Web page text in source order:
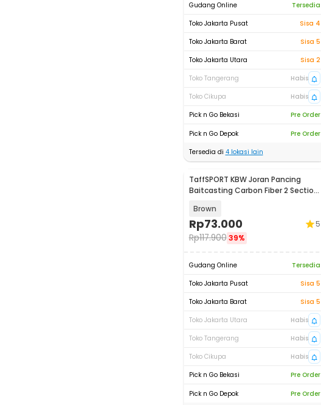
Gudang Online
Tersedia
Toko Jakarta Pusat
Sisa 4
Toko Jakarta Barat
Sisa 5
Toko Jakarta Utara
Sisa 2
Toko Tangerang
Habis
Toko Cikupa
Habis
Pick n Go Bekasi
Pre Order
Pick n Go Depok
Pre Order
Tersedia di 4lokasi lain
TaffSPORT KBW Joran Pancing
Baitcasting Carbon Fiber 2 Section
Brown
Rp73.000
Rp117.900 39%
5
Gudang Online
Tersedia
Toko Jakarta Pusat
Sisa 5
Toko Jakarta Barat
Sisa 5
Toko Jakarta Utara
Habis
Toko Tangerang
Habis
Toko Cikupa
Habis
Pick n Go Bekasi
Pre Order
Pick n Go Depok Pre Order